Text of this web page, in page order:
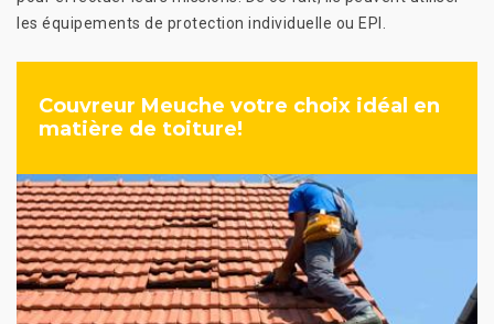
les équipements de protection individuelle ou EPI.
Couvreur Meuche votre choix idéal en
matière de toiture!